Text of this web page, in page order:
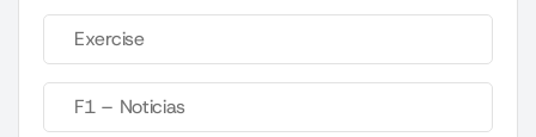
Exercise
F1 – Noticias